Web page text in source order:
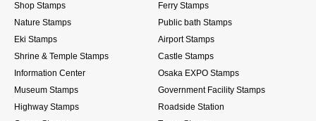
Shop Stamps
Ferry Stamps
Nature Stamps
Public bath Stamps
Eki Stamps
Airport Stamps
Shrine & Temple Stamps
Castle Stamps
Information Center
Osaka EXPO Stamps
Museum Stamps
Government Facility Stamps
Highway Stamps
Roadside Station